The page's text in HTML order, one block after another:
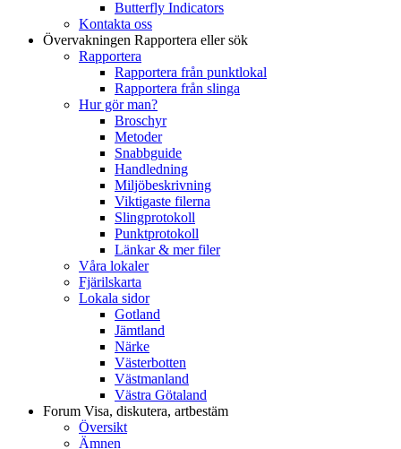
Butterfly Indicators
Kontakta oss
Övervakningen Rapportera eller sök
Rapportera
Rapportera från punktlokal
Rapportera från slinga
Hur gör man?
Broschyr
Metoder
Snabbguide
Handledning
Miljöbeskrivning
Viktigaste filerna
Slingprotokoll
Punktprotokoll
Länkar & mer filer
Våra lokaler
Fjärilskarta
Lokala sidor
Gotland
Jämtland
Närke
Västerbotten
Västmanland
Västra Götaland
Forum Visa, diskutera, artbestäm
Översikt
Ämnen